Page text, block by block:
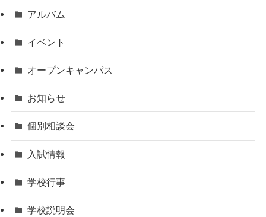
アルバム
イベント
オープンキャンパス
お知らせ
個別相談会
入試情報
学校行事
学校説明会